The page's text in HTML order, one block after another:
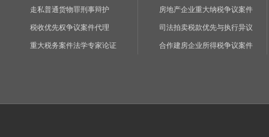
走私普通货物罪刑事辩护
税收优先权争议案件代理
重大税务案件法学专家论证
房地产企业重大纳税争议案件
司法拍卖税款优先与执行异议
合作建房企业所得税争议案件